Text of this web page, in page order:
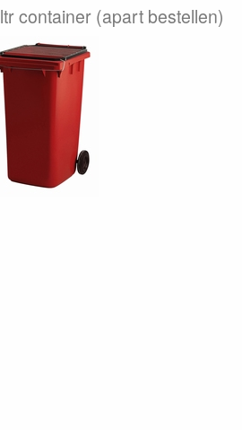
container (apart bestellen)